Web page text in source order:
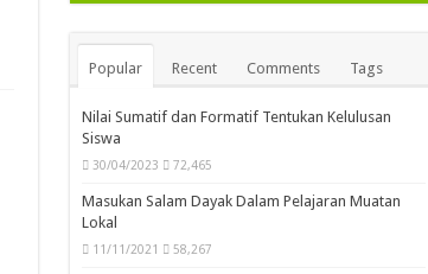
Popular Recent Comments Tags
Nilai Sumatif dan Formatif Tentukan Kelulusan
Siswa
30/04/2023 72,465
Masukan Salam Dayak Dalam Pelajaran Muatan
Lokal
11/11/2021 58,267